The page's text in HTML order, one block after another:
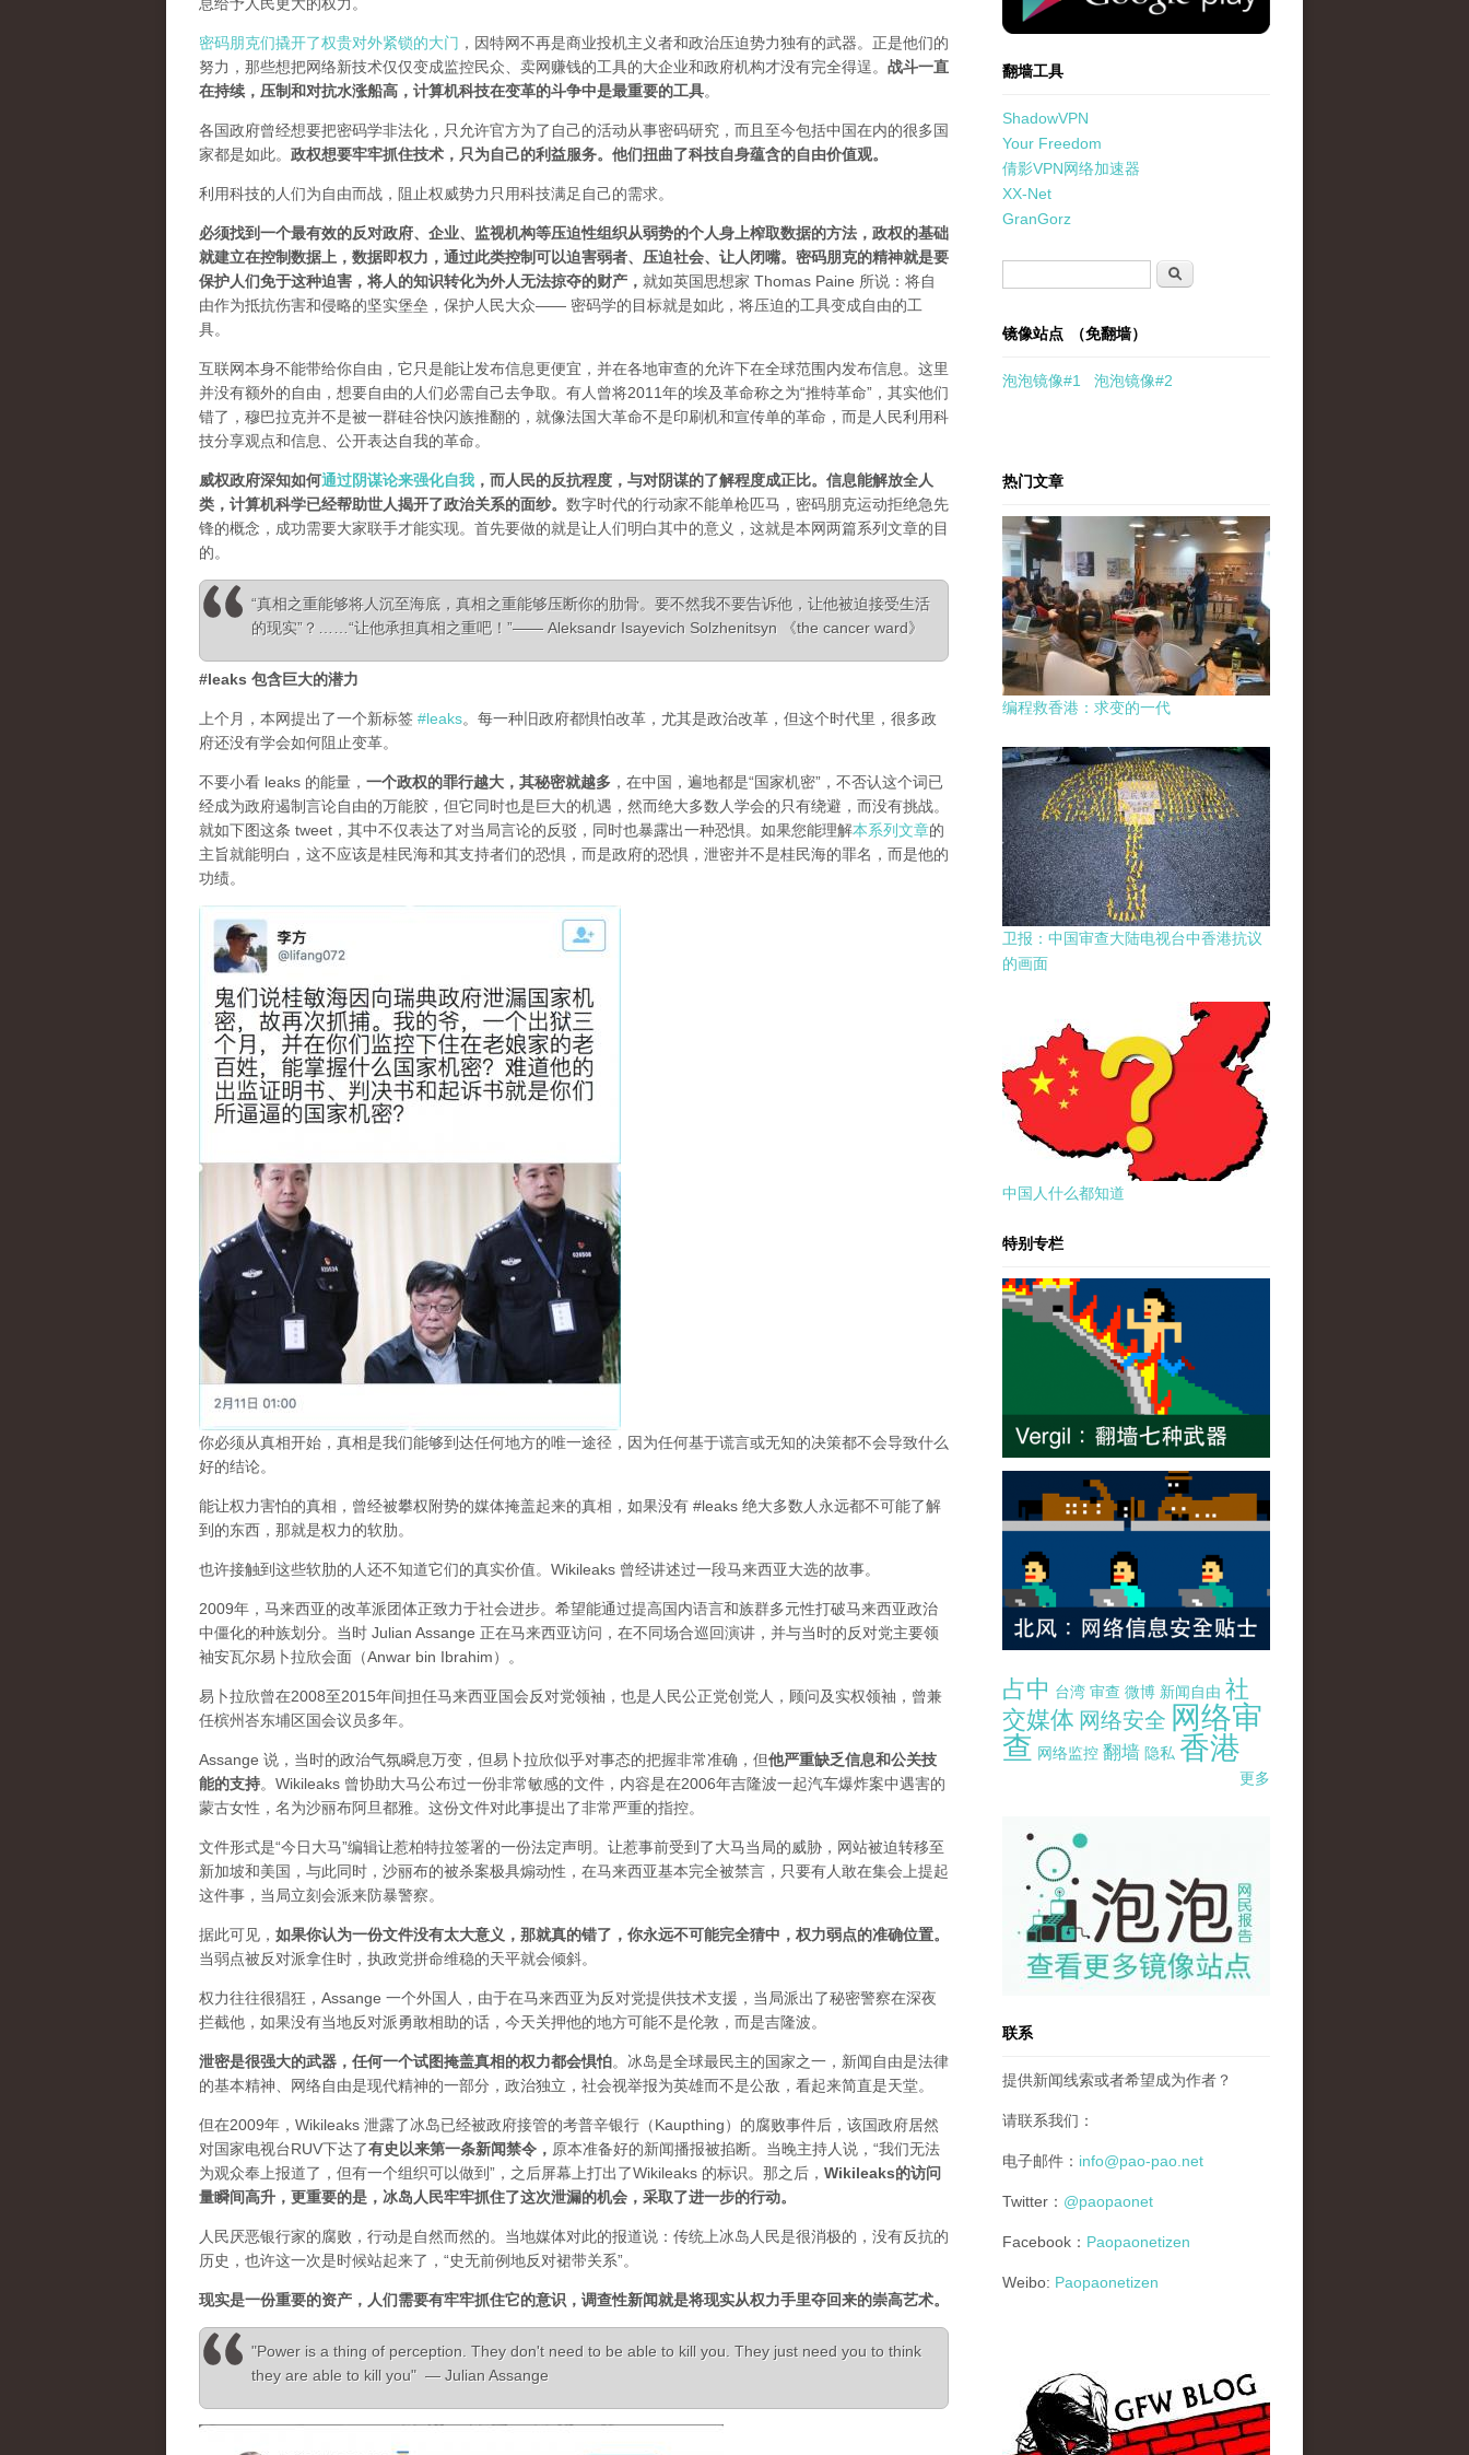
密码朋克们撬开了权贵对外紧锁的大门 ，因特网不再是商业投机主义者和政治压迫势力独有的武器。正是他们的
努力，那些想把网络新技术仅仅变成监控民众、卖网赚钱的工具的大企业和政府机构才没有完全得逞。 战斗一直
在持续，压制和对抗水涨船高，计算机科技在变革的斗争中是最重要的工具。
各国政府曾经想要把密码学非法化，只允许官方为了自己的活动从事密码研究，而且至今包括中国在内的很多国
家都是如此。 政权想要牢牢抓住技术，只为自己的利益服务。他们扭曲了科技自身蕴含的自由价值观。
利用科技的人们为自由而战，阻止权威势力只用科技满足自己的需求。
必须找到一个最有效的反对政府、企业、监视机构等压迫性组织从弱势的个人身上榨取数据的方法，政权的基础
就建立在控制数据上，数据即权力，通过此类控制可以迫害弱者、压迫社会、让人闭嘴。密码朋克的精神就是要
保护人们免于这种迫害，将人的知识转化为外人无法掠夺的财产 ， 就如英国思想家 Thomas Paine 所说：将自
由作为抵抗伤害和侵略的坚实堡垒，保护人民大众—— 密码学的目标就是如此，将压迫的工具变成自由的工
具。
互联网本身不能带给你自由，它只是能让发布信息更便宜，并在各地审查的允许下在全球范围内发布信息。这里
并没有额外的自由，想要自由的人们必需自己去争取。有人曾将2011年的埃及革命称之为“推特革命”，其实他们
错了，穆巴拉克并不是被一群硅谷快闪族推翻的，就像法国大革命不是印刷机和宣传单的革命，而是人民利用科
技分享观点和信息、公开表达自我的革命。
威权政府深知如何通过阴谋论来强化自我 ，而人民的反抗程度，与对阴谋的了解程度成正比。信息能解放全人
类，计算机科学已经帮助世人揭开了政治关系的面纱。 数字时代的行动家不能单枪匹马，密码朋克运动拒绝急先
锋的概念，成功需要大家联手才能实现。首先要做的就是让人们明白其中的意义，这就是本网两篇系列文章的目
的。
“真相之重能够将人沉至海底，真相之重能够压断你的肋骨。要不然我不要告诉他，让他被迫接受生活
的现实”？……“让他承担真相之重吧！”—— Aleksandr Isayevich Solzhenitsyn 《the cancer ward》
#leaks 包含巨大的潜力
上个月，本网提出了一个新标签 #leaks。每一种旧政府都惧怕改革，尤其是政治改革，但这个时代里，很多政
府还没有学会如何阻止变革。
不要小看 leaks 的能量， 一个政权的罪行越大，其秘密就越多 ，在中国，遍地都是“国家机密”，不否认这个词已
经成为政府遏制言论自由的万能胶，但它同时也是巨大的机遇，然而绝大多数人学会的只有绕避，而没有挑战。
就如下图这条 tweet，其中不仅表达了对当局言论的反驳，同时也暴露出一种恐惧。如果您能理解本系列文章的
主旨就能明白，这不应该是桂民海和其支持者们的恐惧，而是政府的恐惧，泄密并不是桂民海的罪名，而是他的
功绩。
你必须从真相开始，真相是我们能够到达任何地方的唯一途径，因为任何基于谎言或无知的决策都不会导致什么
好的结论。
能让权力害怕的真相，曾经被攀权附势的媒体掩盖起来的真相，如果没有 #leaks 绝大多数人永远都不可能了解
到的东西，那就是权力的软肋。
也许接触到这些软肋的人还不知道它们的真实价值。Wikileaks 曾经讲述过一段马来西亚大选的故事。
2009年，马来西亚的改革派团体正致力于社会进步。希望能通过提高国内语言和族群多元性打破马来西亚政治
中僵化的种族划分。当时 Julian Assange 正在马来西亚访问，在不同场合巡回演讲，并与当时的反对党主要领
袖安瓦尔易卜拉欣会面（Anwar bin Ibrahim）。
易卜拉欣曾在2008至2015年间担任马来西亚国会反对党领袖，也是人民公正党创党人，顾问及实权领袖，曾兼
任槟州峇东埔区国会议员多年。
Assange 说，当时的政治气氛瞬息万变，但易卜拉欣似乎对事态的把握非常准确，但他严重缺乏信息和公关技
能的支持。Wikileaks 曾协助大马公布过一份非常敏感的文件，内容是在2006年吉隆波一起汽车爆炸案中遇害的
蒙古女性，名为沙丽布阿旦都雅。这份文件对此事提出了非常严重的指控。
文件形式是“今日大马”编辑让惹柏特拉签署的一份法定声明。让惹事前受到了大马当局的威胁，网站被迫转移至
新加坡和美国，与此同时，沙丽布的被杀案极具煽动性，在马来西亚基本完全被禁言，只要有人敢在集会上提起
这件事，当局立刻会派来防暴警察。
据此可见， 如果你认为一份文件没有太大意义，那就真的错了，你永远不可能完全猜中，权力弱点的准确位置。
当弱点被反对派拿住时，执政党拼命维稳的天平就会倾斜。
权力往往很猖狂，Assange 一个外国人，由于在马来西亚为反对党提供技术支援，当局派出了秘密警察在深夜
拦截他，如果没有当地反对派勇敢相助的话，今天关押他的地方可能不是伦敦，而是吉隆波。
泄密是很强大的武器，任何一个试图掩盖真相的权力都会惧怕。 冰岛是全球最民主的国家之一，新闻自由是法律
的基本精神、网络自由是现代精神的一部分，政治独立，社会视举报为英雄而不是公敌，看起来简直是天堂。
但在2009年，Wikileaks 泄露了冰岛已经被政府接管的考普辛银行（Kaupthing）的腐败事件后，该国政府居然
对国家电视台RUV下达了有史以来第一条新闻禁令 ， 原本准备好的新闻播报被掐断。当晚主持人说，“我们无法
为观众奉上报道了，但有一个组织可以做到”，之后屏幕上打出了Wikileaks 的标识。那之后， Wikileaks的访问
量瞬间高升，更重要的是，冰岛人民牢牢抓住了这次泄漏的机会，采取了进一步的行动。
人民厌恶银行家的腐败，行动是自然而然的。当地媒体对此的报道说：传统上冰岛人民是很消极的，没有反抗的
历史，也许这一次是时候站起来了，“史无前例地反对裙带关系”。
现实是一份重要的资产，人们需要有牢牢抓住它的意识，调查性新闻就是将现实从权力手里夺回来的崇高艺术。
"Power is a thing of perception. They don't need to be able to kill you. They just need you to think
they are able to kill you" — Julian Assange
翻墙工具
ShadowVPN
Your Freedom
倩影VPN网络加速器
XX-Net
GranGorz
搜索
镜像站点 （免翻墙）
泡泡镜像#1 泡泡镜像#2
热门文章
编程救香港：求变的一代
卫报：中国审查大陆电视台中香港抗议
的画面
中国人什么都知道
特别专栏
占中 台湾 审查 微博 新闻自由 社
交媒体 网络安全 网络审
查 网络监控 翻墙 隐私 香港
更多
pao-pao-banner-mirror-site-120814.jpg
联系
提供新闻线索或者希望成为作者？
请联系我们：
电子邮件： info@pao-pao.net
Twitter： @paopaonet
Facebook： Paopaonetizen
Weibo: Paopaonetizen
gfw_blog_small.jpg